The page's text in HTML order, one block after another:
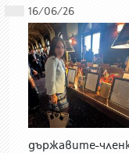
16/06/26
държавите-